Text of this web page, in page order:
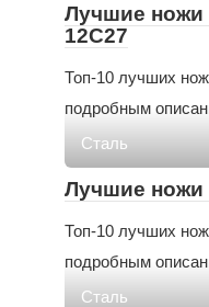
Лучшие ножи
12С27
Топ-10 лучших
подробным
Сталь
Лучшие ножи
Топ-10 лучших
подробным
Сталь